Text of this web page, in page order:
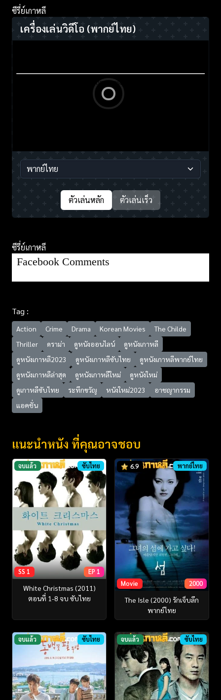
ซีรี่ย์เกาหลี
เครื่องเล่นวิดีโอ (พากย์ไทย)
ตัวเล่นหลัก ตัวเล่นเร็ว
ซีรี่ย์เกาหลี
Facebook Comments
Tag :
Action Crime Drama Korean Movies
The Childe
Thriller
ดราม่า ดูหนังออนไลน์
ดูหนังเกาหลี
ดูหนังเกาหลี2023
ดูหนังเกาหลีซับไทย
ดูหนังเกาหลีพากย์ไทย
ดูหนังเกาหลีล่าสุด
ดูหนังเกาหลีใหม่
ดูหนังใหม่
ดูเกาหลีซับไทย
ระทึกขวัญ หนังใหม่2023
อาชญากรรม
แอคชั่น
แนะนำหนัง ที่คุณอาจชอบ
จบแล้ว ซับไทย
SS 1 EP 1
White Christmas (2011)
ตอนที่ 1-8 จบ ซับไทย
6.9 พากย์ไทย
Movie 2000
The Isle (2000) รักเจ็บลึก
พากย์ไทย
จบแล้ว ซับไทย จบแล้ว ซับไทย